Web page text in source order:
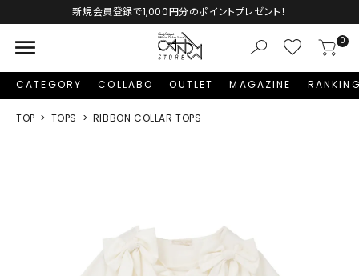
新規会員登録で1,000円分のポイントプレゼント！
menu 0
CATEGORY COLLABO OUTLET MAGAZINE
TOP TOPS RIBBON COLLAR TOPS